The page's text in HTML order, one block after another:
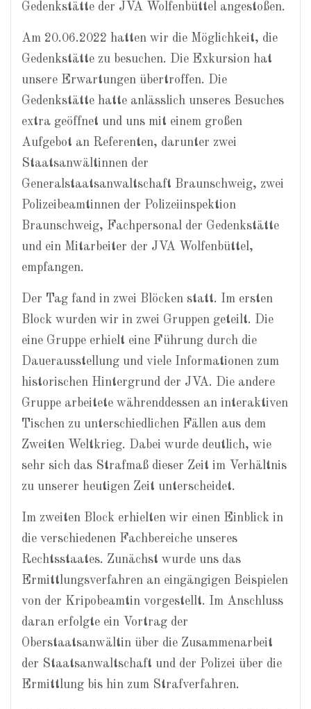
Gedenkstätte der JVA Wolfenbüttel angestoßen.
Am 20.06.2022 hatten wir die Möglichkeit, die
Gedenkstätte zu besuchen. Die Exkursion hat
unsere Erwartungen übertroffen. Die
Gedenkstätte hatte anlässlich unseres Besuches
extra geöffnet und uns mit einem großen
Aufgebot an Referenten, darunter zwei
Staatsanwältinnen der
Generalstaatsanwaltschaft Braunschweig, zwei
Polizeibeamtinnen der Polizeiinspektion
Braunschweig, Fachpersonal der Gedenkstätte
und ein Mitarbeiter der JVA Wolfenbüttel,
empfangen.
Der Tag fand in zwei Blöcken statt. Im ersten
Block wurden wir in zwei Gruppen geteilt. Die
eine Gruppe erhielt eine Führung durch die
Dauerausstellung und viele Informationen zum
historischen Hintergrund der JVA. Die andere
Gruppe arbeitete währenddessen an interaktiven
Tischen zu unterschiedlichen Fällen aus dem
Zweiten Weltkrieg. Dabei wurde deutlich, wie
sehr sich das Strafmaß dieser Zeit im Verhältnis
zu unserer heutigen Zeit unterscheidet.
Im zweiten Block erhielten wir einen Einblick in
die verschiedenen Fachbereiche unseres
Rechtsstaates. Zunächst wurde uns das
Ermittlungsverfahren an eingängigen Beispielen
von der Kripobeamtin vorgestellt. Im Anschluss
daran erfolgte ein Vortrag der
Oberstaatsanwältin über die Zusammenarbeit
der Staatsanwaltschaft und der Polizei über die
Ermittlung bis hin zum Strafverfahren.